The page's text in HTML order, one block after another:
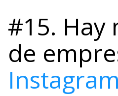
#15. Hay
de
Instagram